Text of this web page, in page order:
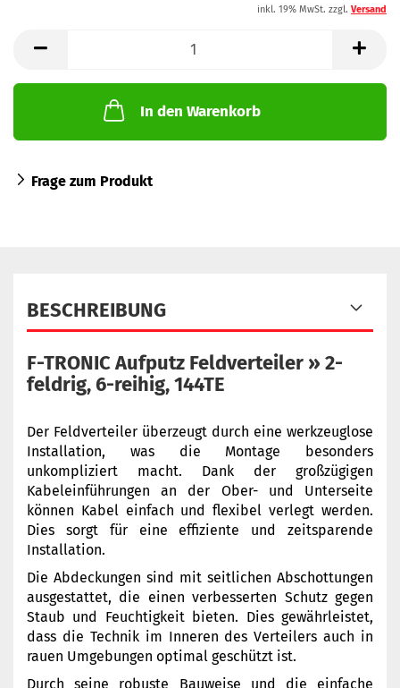
inkl. 19% MwSt. zzgl. Versand
In den Warenkorb
Frage zum Produkt
BESCHREIBUNG
F-TRONIC Aufputz Feldverteiler » 2-
feldrig, 6-reihig, 144TE
Der Feldverteiler überzeugt durch eine werkzeuglose
Installation, was die Montage besonders
unkompliziert macht. Dank der großzügigen
Kabeleinführungen an der Ober- und Unterseite
können Kabel einfach und flexibel verlegt werden.
Dies sorgt für eine effiziente und zeitsparende
Installation.
Die Abdeckungen sind mit seitlichen Abschottungen
ausgestattet, die einen verbesserten Schutz gegen
Staub und Feuchtigkeit bieten. Dies gewährleistet,
dass die Technik im Inneren des Verteilers auch in
rauen Umgebungen optimal geschützt ist.
Durch seine robuste Bauweise und die einfache